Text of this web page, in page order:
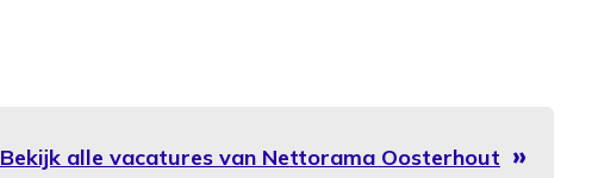
Bekijk alle vacatures van Nettorama Oosterhout